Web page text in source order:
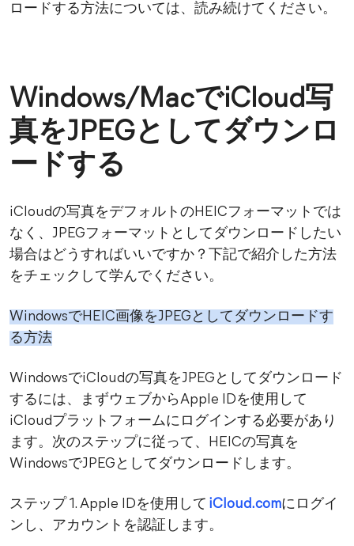
ロードする方法については、読み続けてください。
Windows/MacでiCloud写
真をJPEGとしてダウンロ
ードする
iCloudの写真をデフォルトのHEICフォーマットでは
なく、JPEGフォーマットとしてダウンロードしたい
場合はどうすればいいですか？下記で紹介した方法
をチェックして学んでください。
WindowsでHEIC画像をJPEGとしてダウンロードす
る方法
WindowsでiCloudの写真をJPEGとしてダウンロード
するには、まずウェブからApple IDを使用して
iCloudプラットフォームにログインする必要があり
ます。次のステップに従って、HEICの写真を
WindowsでJPEGとしてダウンロードします。
ステップ 1. Apple IDを使用して iCloud.comにログイ
ンし、アカウントを認証します。